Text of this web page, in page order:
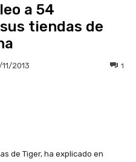
a 54
tiendas de
2013 1
de Tiger, ha explicado en